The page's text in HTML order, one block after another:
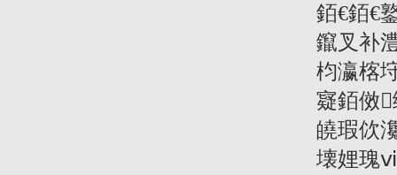
銆€銆€
鑹叉补
枃瀛楁
寲銆傚
皢瑕佽
壊娌瑰